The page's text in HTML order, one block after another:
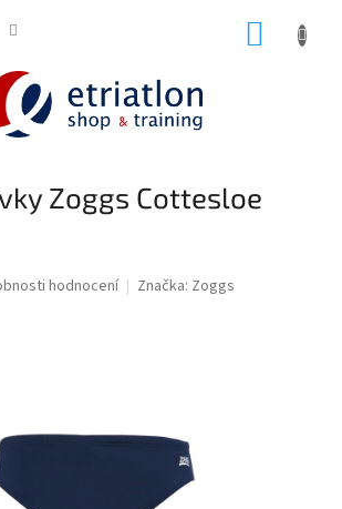
Zoggs Cottesloe
hodnocení Značka: Zoggs
- Chat